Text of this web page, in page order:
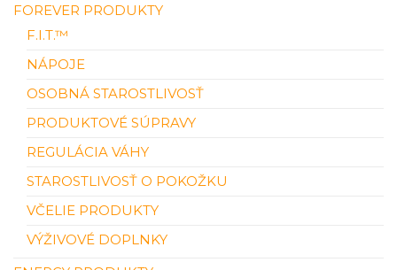
FOREVER PRODUKTY
F.I.T.™
NÁPOJE
OSOBNÁ STAROSTLIVOSŤ
PRODUKTOVÉ SÚPRAVY
REGULÁCIA VÁHY
STAROSTLIVOSŤ O POKOŽKU
VČELIE PRODUKTY
VÝŽIVOVÉ DOPLNKY